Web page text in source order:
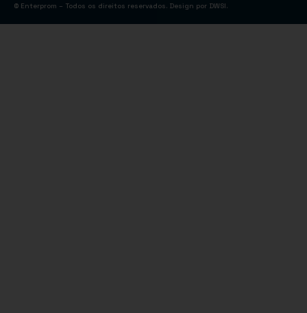
© Enterprom – Todos os direitos reservados. Design por DWSI.